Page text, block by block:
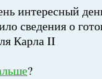
интересный
сведения о
Карла II
?